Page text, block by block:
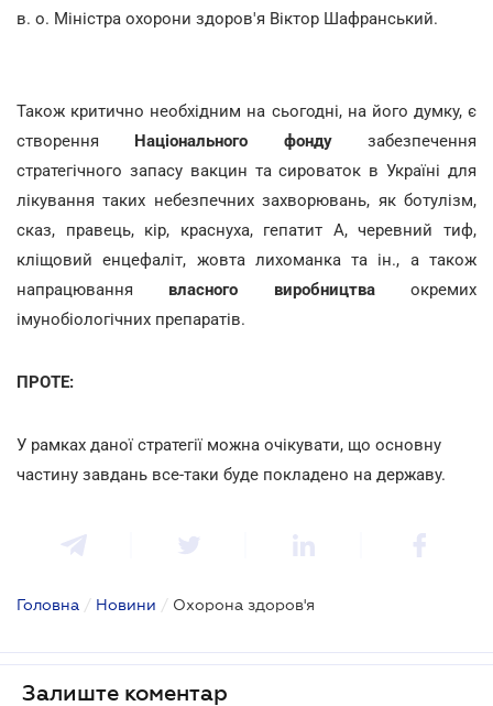
в. о. Міністра охорони здоров'я Віктор Шафранський.
Також критично необхідним на сьогодні, на його думку, є
створення Національного фондузабезпечення
стратегічного запасу вакцин та сироваток в Україні для
лікування таких небезпечних захворювань, як ботулізм,
сказ, правець, кір, краснуха, гепатит А, черевний тиф,
кліщовий енцефаліт, жовта лихоманка та ін., а також
напрацювання власного виробництваокремих
імунобіологічних препаратів.
ПРОТЕ:
У рамках даної стратегії можна очікувати, що основну
частину завдань все-таки буде покладено на державу.
Головна / Новини / Охорона здоров'я
Залиште коментар